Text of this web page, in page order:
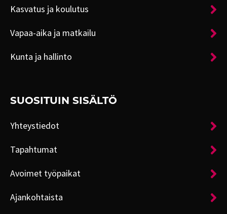
Kasvatus ja koulutus
Vapaa-aika ja matkailu
Kunta ja hallinto
SUOSITUIN SISÄLTÖ
Yhteystiedot
Tapahtumat
Avoimet työpaikat
Ajankohtaista